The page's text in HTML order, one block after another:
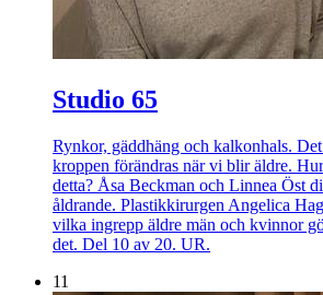
Studio 65
Rynkor, gäddhäng och kalkonhals.
kroppen förändras när vi blir äldre.
detta? Åsa Beckman och Linnea Öst
åldrande. Plastikkirurgen Angelica
vilka ingrepp äldre män och kvinnor
det. Del 10 av 20. UR.
11